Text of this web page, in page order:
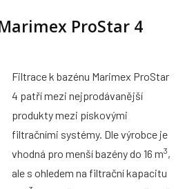
ProStar 4
Filtrace k bazénu Marimex ProStar
4 patří mezi nejprodávanější
produkty mezi pískovými
filtračními systémy. Dle výrobce je
vhodná pro menší bazény do 16 m3,
ale s ohledem na filtrační kapacitu